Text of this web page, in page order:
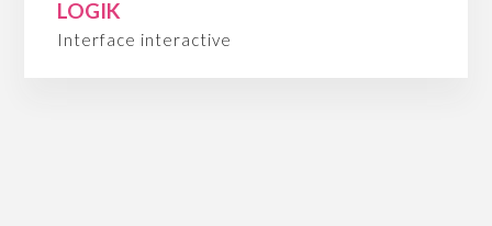
LOGIK
Interface interactive